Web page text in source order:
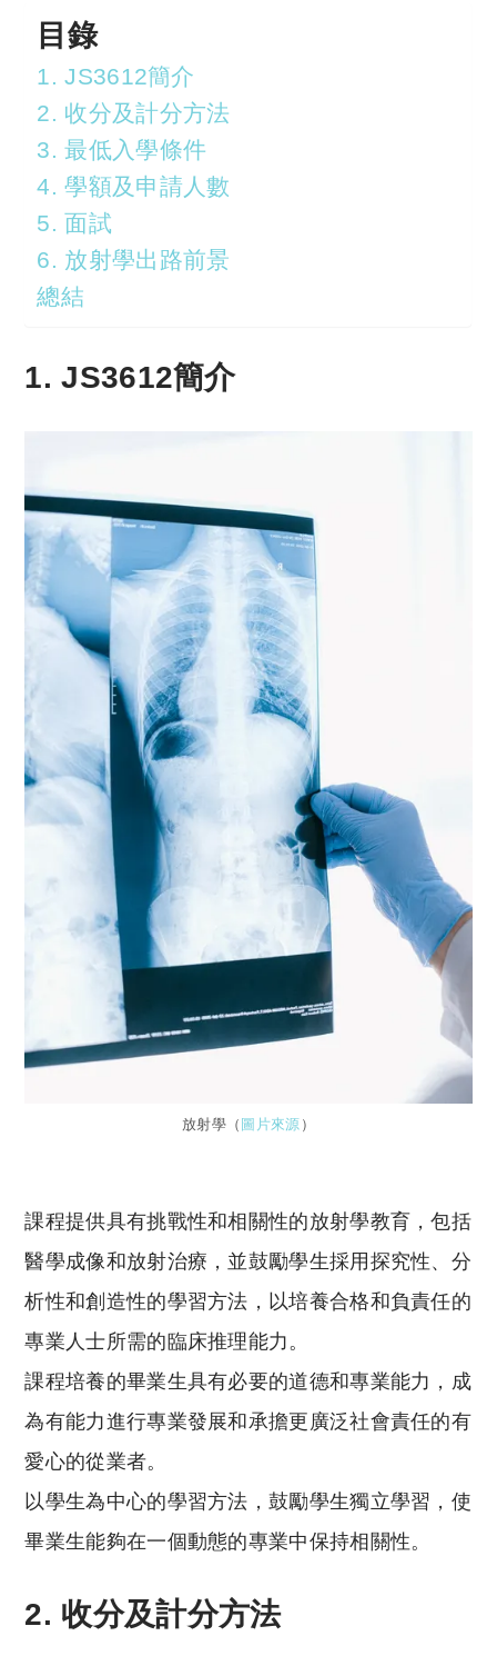
目錄
1. JS3612簡介
2. 收分及計分方法
3. 最低入學條件
4. 學額及申請人數
5. 面試
6. 放射學出路前景
總結
1. JS3612簡介
放射學（ 圖片來源 ）
課程提供具有挑戰性和相關性的放射學教育，包括
醫學成像和放射治療，並鼓勵學生採用探究性、分
析性和創造性的學習方法，以培養合格和負責任的
專業人士所需的臨床推理能力。
課程培養的畢業生具有必要的道德和專業能力，成
為有能力進行專業發展和承擔更廣泛社會責任的有
愛心的從業者。
以學生為中心的學習方法，鼓勵學生獨立學習，使
畢業生能夠在一個動態的專業中保持相關性。
2. 收分及計分方法